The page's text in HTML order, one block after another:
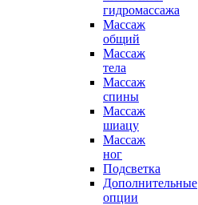
гидромассажа
Массаж
общий
Массаж
тела
Массаж
спины
Массаж
шиацу
Массаж
ног
Подсветка
Дополнительные
опции